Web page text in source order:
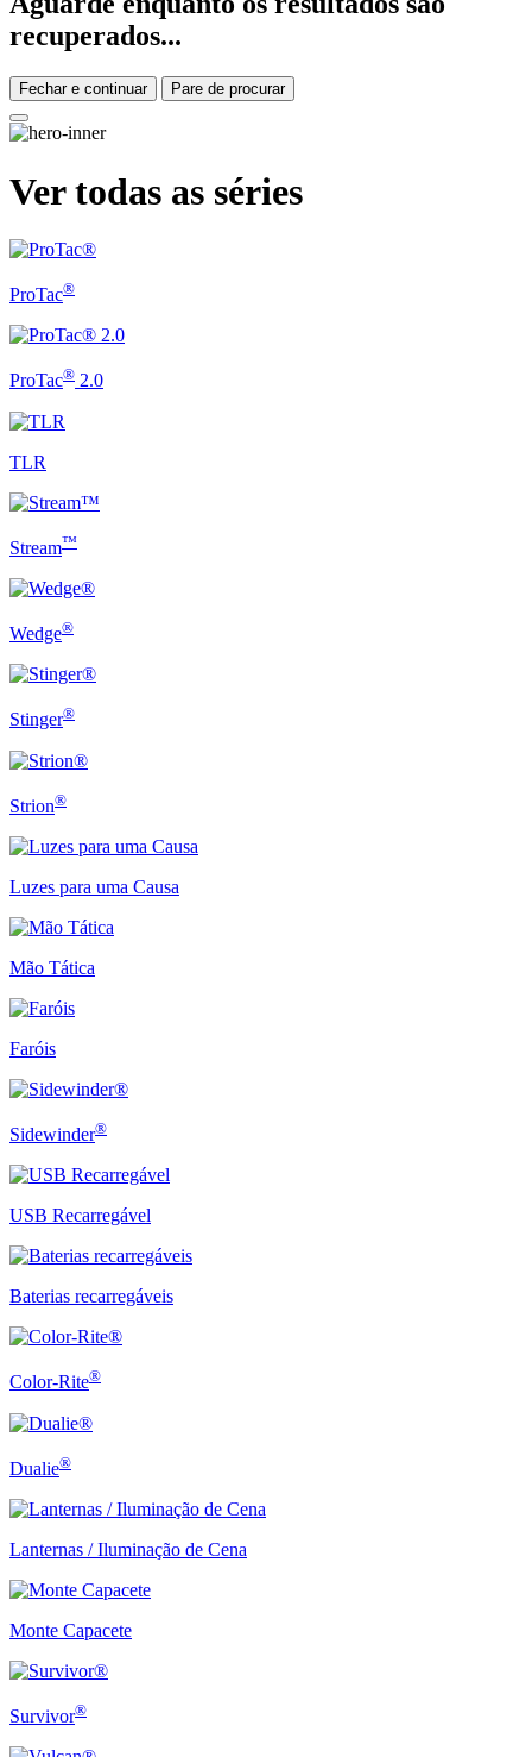
recuperados...
Fechar e continuar Pare de procurar
Ver todas as séries
ProTac®
ProTac® 2.0
TLR
Stream™
Wedge®
Stinger®
Strion®
Luzes para uma Causa
Mão Tática
Faróis
Sidewinder®
USB Recarregável
Baterias recarregáveis
Color-Rite®
Dualie®
Lanternas / Iluminação de Cena
Monte Capacete
Survivor®